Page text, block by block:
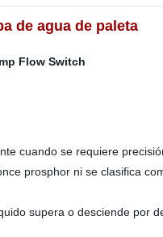
de agua de paleta
cuando se requiere
prosphor ni se clasifica
supera o desciende por